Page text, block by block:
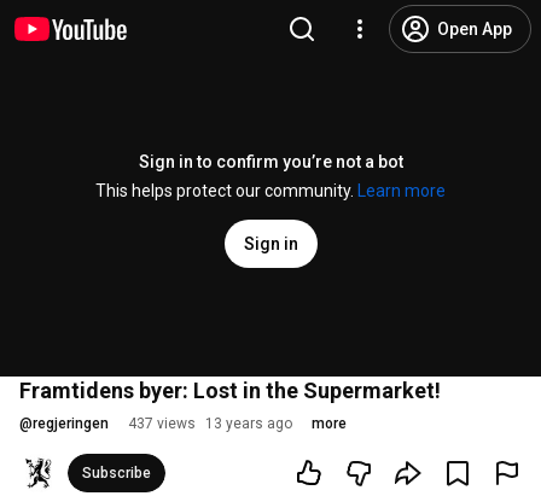
Open App
Sign in to confirm you’re not a bot
This helps protect our community.
Learn more
Sign in
Framtidens byer: Lost in the Supermarket!
@regjeringen 437 views 13 years ago more
Subscribe